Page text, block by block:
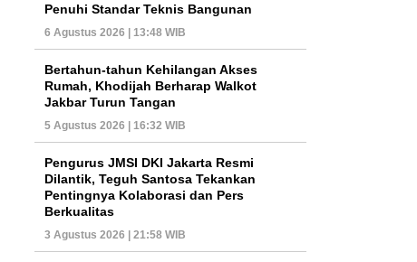
Penuhi Standar Teknis Bangunan
6 Agustus 2026 | 13:48 WIB
Bertahun-tahun Kehilangan Akses
Rumah, Khodijah Berharap Walkot
Jakbar Turun Tangan
5 Agustus 2026 | 16:32 WIB
Pengurus JMSI DKI Jakarta Resmi
Dilantik, Teguh Santosa Tekankan
Pentingnya Kolaborasi dan Pers
Berkualitas
3 Agustus 2026 | 21:58 WIB